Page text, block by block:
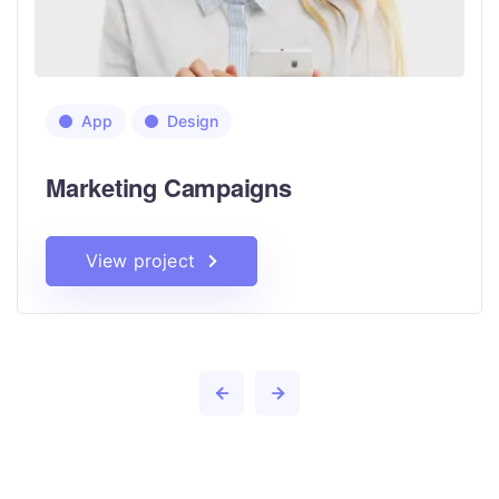
App Design
Marketing Campaigns
View project